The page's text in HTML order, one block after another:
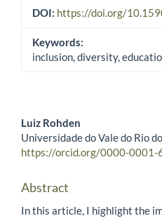
DOI: https://doi.org/
Keywords:
inclusion, diversity,
Main Article Content
Luiz Rohden
Universidade do Vale do Rio
https://orcid.org/0000-0001-
Abstract
In this article, I highlight the